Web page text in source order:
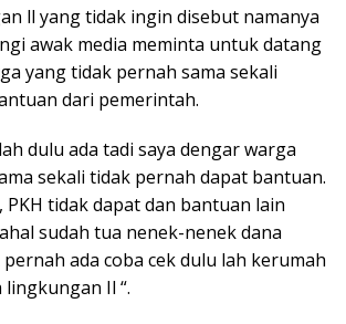
ll yang tidak ingin disebut namanya
awak media meminta untuk datang
yang tidak pernah sama sekali
dari pemerintah.
dulu ada tadi saya dengar warga
sekali tidak pernah dapat bantuan.
PKH tidak dapat dan bantuan lain
sudah tua nenek-nenek dana
ada coba cek dulu lah kerumah
lingkungan Il “.